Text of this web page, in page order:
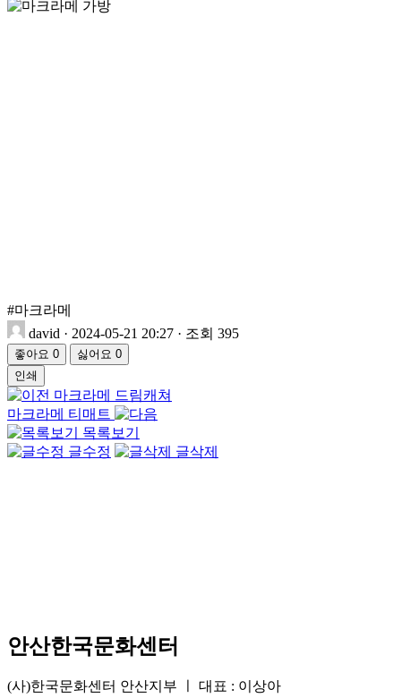
#마크라메
david · 2024-05-21 20:27 · 조회 395
좋아요 0 싫어요 0
인쇄
마크라메 드림캐쳐
마크라메 티매트
목록보기
글수정
글삭제
안산한국문화센터
(사)한국문화센터 안산지부 ㅣ 대표 : 이상아